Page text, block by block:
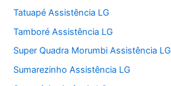
Tatuapé Assistência LG
Tamboré Assistência LG
Super Quadra Morumbi Assistência LG
Sumarezinho Assistência LG